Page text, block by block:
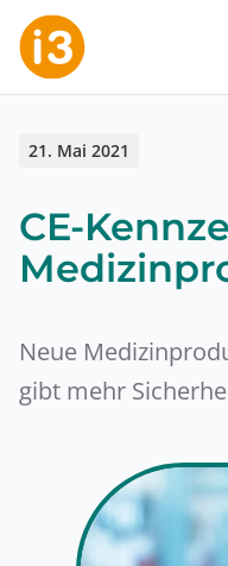
21. Mai 2021
CE-
Neue
gibt mehr